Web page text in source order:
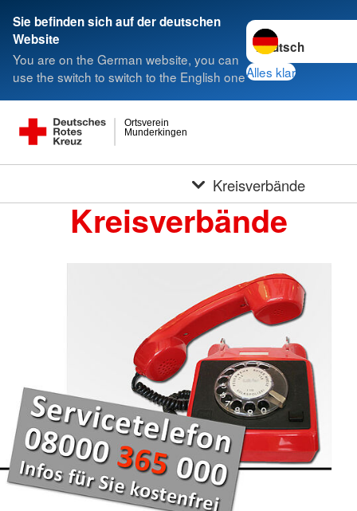
Sie befinden sich auf der deutschen
Website
You are on the German website, you can
use the switch to switch to the English one
Sprache wechseln
Alles klar
Munderkingen
Ortsverein
Kreisverbände
Kreisverbände